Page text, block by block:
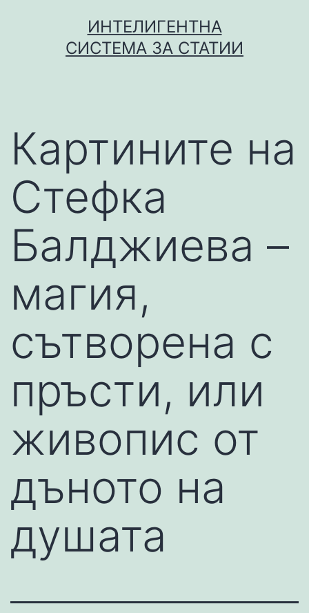
ИНТЕЛИГЕНТНА
СИСТЕМА ЗА СТАТИИ
Картините на
Стефка
Балджиева –
магия,
сътворена с
пръсти, или
живопис от
дъното на
душата